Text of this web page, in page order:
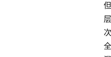
但
层
次
全